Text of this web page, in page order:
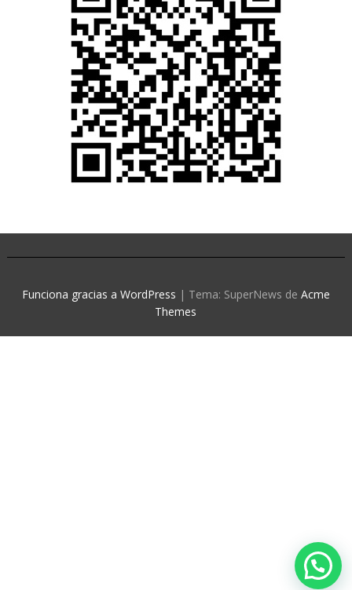
Funciona gracias a WordPress | Tema: SuperNews de Acme
Themes